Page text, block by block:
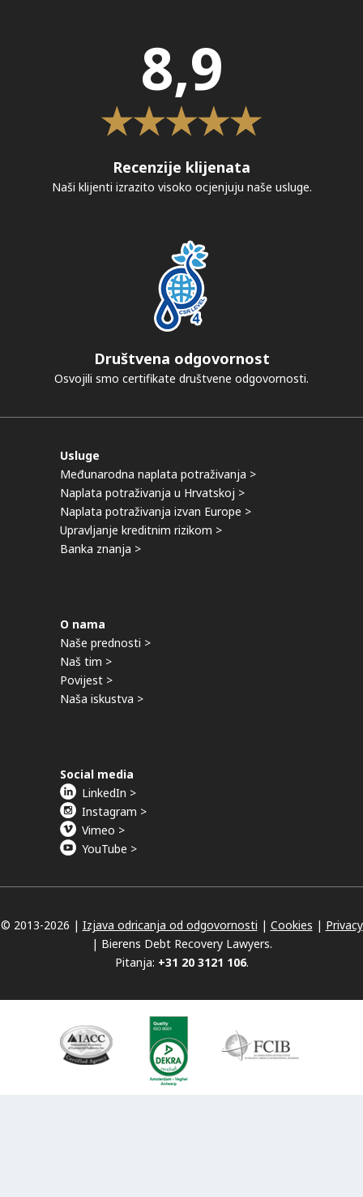
8,9
Recenzije klijenata
Naši klijenti izrazito visoko ocjenjuju naše usluge.
Društvena odgovornost
Osvojili smo certifikate društvene odgovornosti.
Usluge
Međunarodna naplata potraživanja >
Naplata potraživanja u Hrvatskoj >
Naplata potraživanja izvan Europe >
Upravljanje kreditnim rizikom >
Banka znanja >
O nama
Naše prednosti >
Naš tim >
Povijest >
Naša iskustva >
Social media
LinkedIn >
Instagram >
Vimeo >
YouTube >
© 2013-2026 | Izjava odricanja od odgovornosti | Cookies | Privacy
| Bierens Debt Recovery Lawyers.
Pitanja: +31 20 3121 106.